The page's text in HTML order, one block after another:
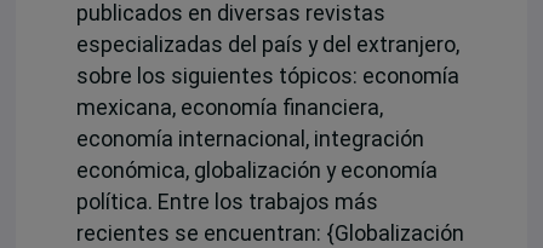
publicados en diversas revistas
especializadas del país y del extranjero,
sobre los siguientes tópicos: economía
mexicana, economía financiera,
economía internacional, integración
económica, globalización y economía
política. Entre los trabajos más
recientes se encuentran: {Globalización